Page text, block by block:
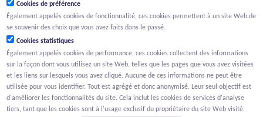
Cookies de préférence
Également appelés cookies de fonctionnalité, ces cookies permettent à un site Web de
se souvenir des choix que vous avez faits dans le passé.
Cookies statistiques
Également appelés cookies de performance, ces cookies collectent des informations
sur la façon dont vous utilisez un site Web, telles que les pages que vous avez visitées
et les liens sur lesquels vous avez cliqué. Aucune de ces informations ne peut être
utilisée pour vous identifier. Tout est agrégé et donc anonymisé. Leur seul objectif est
d'améliorer les fonctionnalités du site. Cela inclut les cookies de services d'analyse
tiers, tant que les cookies sont à l'usage exclusif du propriétaire du site Web visité.